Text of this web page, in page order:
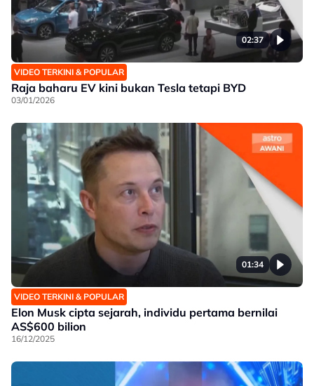
02:37
VIDEO TERKINI & POPULAR
Raja baharu EV kini bukan Tesla tetapi BYD
03/01/2026
01:34
VIDEO TERKINI & POPULAR
Elon Musk cipta sejarah, individu pertama bernilai
AS$600 bilion
16/12/2025